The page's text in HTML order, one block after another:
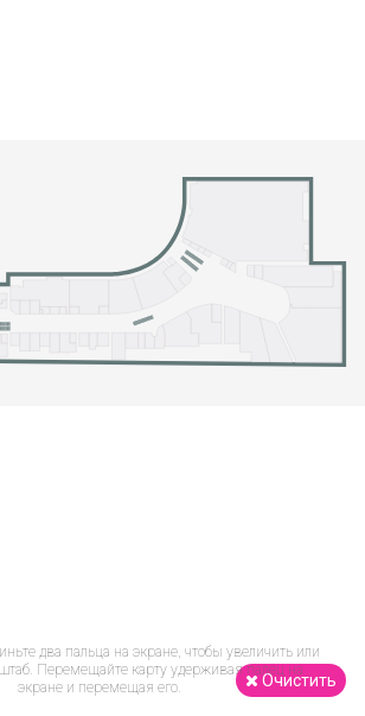
Очистить
два пальца на экране, чтобы увеличить или
Перемещайте карту удерживая палец на
экране и перемещая его.